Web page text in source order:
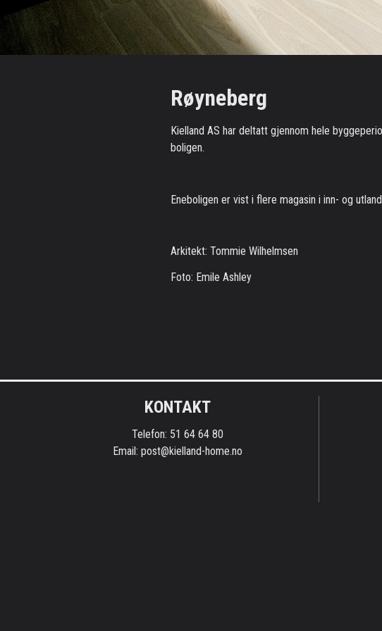
Røyneberg
Kielland AS har deltatt gjennom hele
boligen.
Eneboligen er vist i flere magasin i inn- og
Arkitekt: Tommie Wilhelmsen
Foto: Emile Ashley
KontaktinformasjonKONTAKT
Telefon: 51 64 64 80
Email: post@kielland-home.no